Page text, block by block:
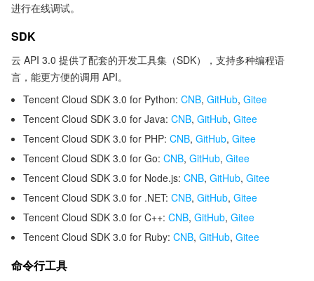
进行在线调试。
SDK
云 API 3.0 提供了配套的开发工具集（SDK），支持多种编程语
言，能更方便的调用 API。
Tencent Cloud SDK 3.0 for Python: CNB, GitHub, Gitee
Tencent Cloud SDK 3.0 for Java: CNB, GitHub, Gitee
Tencent Cloud SDK 3.0 for PHP: CNB, GitHub, Gitee
Tencent Cloud SDK 3.0 for Go: CNB, GitHub, Gitee
Tencent Cloud SDK 3.0 for Node.js: CNB, GitHub, Gitee
Tencent Cloud SDK 3.0 for .NET: CNB, GitHub, Gitee
Tencent Cloud SDK 3.0 for C++: CNB, GitHub, Gitee
Tencent Cloud SDK 3.0 for Ruby: CNB, GitHub, Gitee
命令行工具